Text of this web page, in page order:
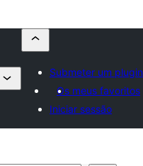
Submeter um plugin
Os meus favoritos
Iniciar sessão